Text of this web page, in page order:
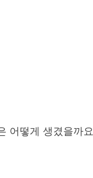
어떻게 생겼을까